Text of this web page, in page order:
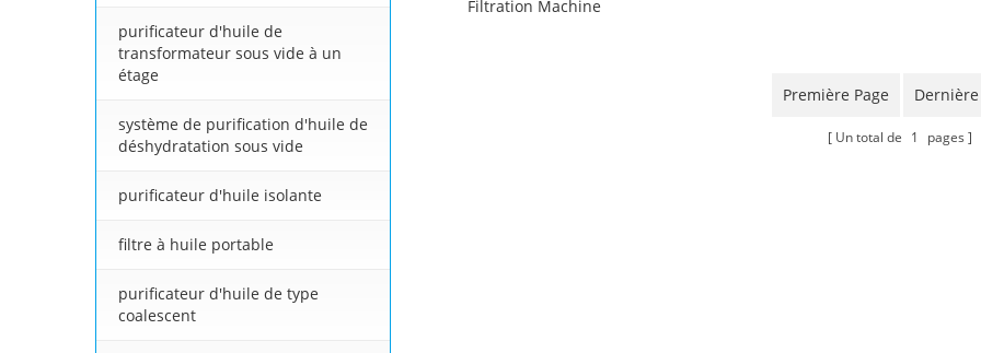
purificateur d'huile de
transformateur sous vide à un
étage
système de purification d'huile de
déshydratation sous vide
purificateur d'huile isolante
filtre à huile portable
purificateur d'huile de type
coalescent
Filtration Machine
Première Page Dernière
Un total de 1 pages